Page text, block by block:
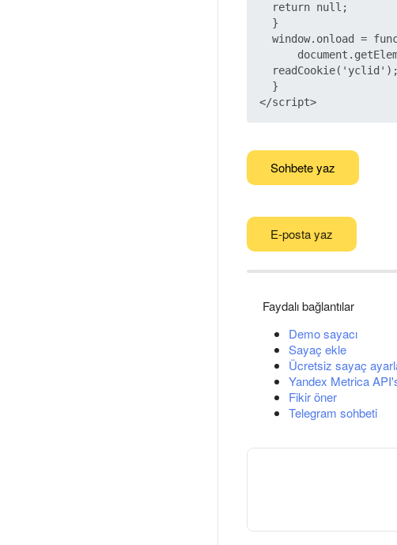
  return null;
  }
window.onload =
  }
Sohbete yaz
E-posta yaz
Faydalı bağlantılar
Demo sayacı
Sayaç ekle
Ücretsiz sayaç
Yandex Metrica
Fikir öner
Telegram sohbeti